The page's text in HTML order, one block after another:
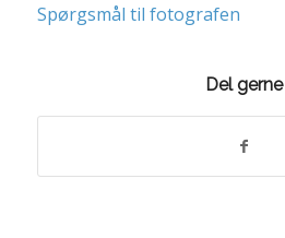
Spørgsmål til fotografen
Del gerne